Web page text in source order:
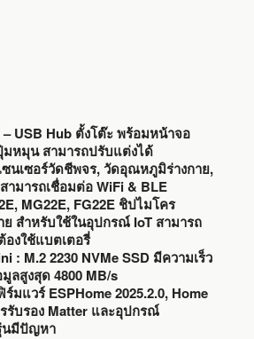
– USB Hub ตั้งโต๊ะ พร้อมหน้าจอ
หมุน สามารถปรับแต่งได้
ซนเซอร์วัดชีพจร, วัดอุณหภูมิร่างกาย,
ามารถเชื่อมต่อ WiFi & BLE
MG22E, FG22E ชิปไมโคร
ย สำหรับใช้ในอุปกรณ์ IoT สามารถ
องใช้แบตเตอรี่
: M.2 2230 NVMe SSD มีความเร็ว
ลสูงสุด 4800 MB/s
มแวร์ ESPHome 2025.2.0, Home
รับรอง Matter และอุปกรณ์
นมีปัญหา